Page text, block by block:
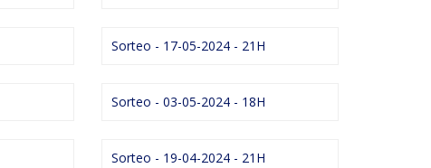
Sorteo - 17-05-2024 - 21H
Sorteo - 03-05-2024 - 18H
Sorteo - 19-04-2024 - 21H